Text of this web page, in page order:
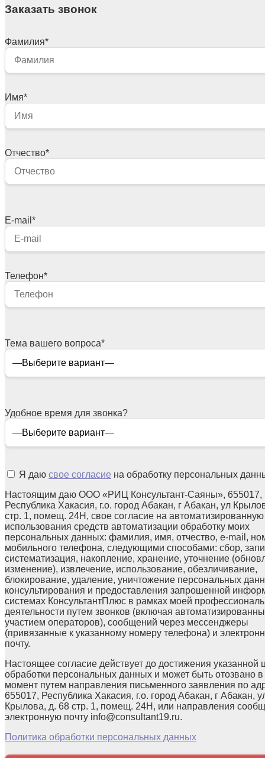
Заказать звонок
Фамилия*
Имя*
Отчество*
E-mail *
Телефон*
Тема вашего вопроса*
Удобное время для звонка?
Я даю свое согласие на обработку персональных
Настоящим даю ООО «РИЦ Консультант-Саяны», 655017,
Республика Хакасия, г.о. город Абакан, г Абакан, ул
стр. 1, помещ. 24Н, свое согласие на автоматизированную
использования средств автоматизации обработку моих
персональных данных: фамилия, имя, отчество, e-mail,
мобильного телефона, следующими способами: сбор,
систематизация, накопление, хранение, уточнение
изменение), извлечение, использование, обезличивание,
блокирование, удаление, уничтожение персональных
консультирования и предоставления запрошенной
системах КонсультантПлюс в рамках моей
деятельности путем звонков (включая
участием операторов), сообщений через мессенджеры
(привязанные к указанному номеру телефона) и
почту.
Настоящее согласие действует до достижения указанной
обработки персональных данных и может быть отозвано
момент путем направления письменного заявления по
655017, Республика Хакасия, г.о. город Абакан, г Абакан,
Крылова, д. 68 стр. 1, помещ. 24Н, или направления
электронную почту info@consultant19.ru.
Политика обработки персональных данных